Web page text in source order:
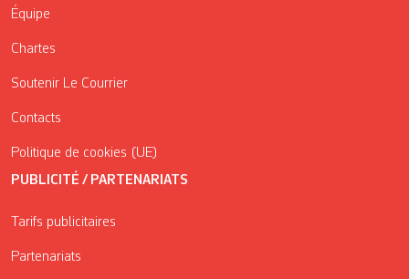
Équipe
Chartes
Soutenir Le Courrier
Contacts
Politique de cookies (UE)
PUBLICITÉ / PARTENARIATS
Tarifs publicitaires
Partenariats